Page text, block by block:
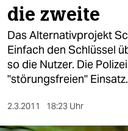
öko
gesellschaft
kultur
sport
die zweite
Das Alternativprojekt
Einfach den Schlüssel
so die Nutzer. Die
"störungsfreien" Einsatz.
2.3.2011 18:23 Uhr